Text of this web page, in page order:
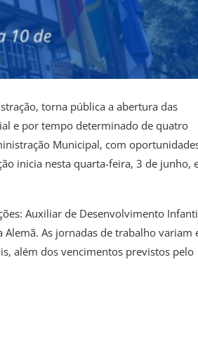
torna pública a abertura das
e por tempo determinado de quatro
Municipal, com
inicia nesta quarta-feira, 3 de junho,
Auxiliar de Desenvolvimento
As jornadas de trabalho variam
além dos vencimentos previstos pelo